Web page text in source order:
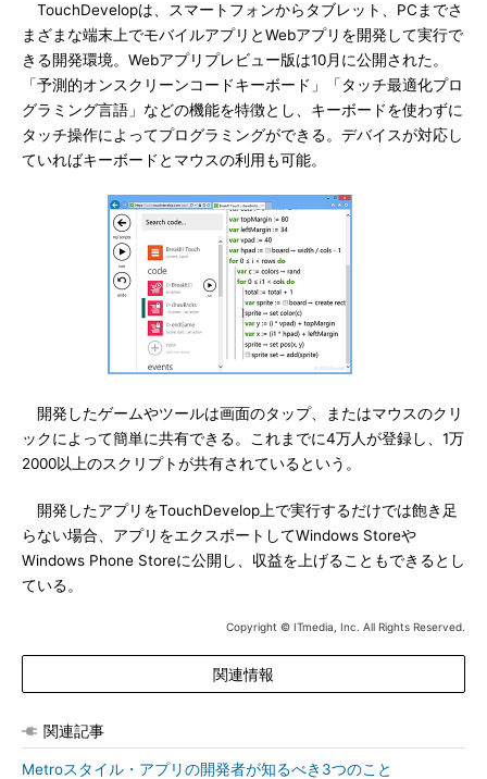
TouchDevelopは、スマートフォンからタブレット、PCまでさ
まざまな端末上でモバイルアプリとWebアプリを開発して実行で
きる開発環境。Webアプリプレビュー版は10月に公開された。
「予測的オンスクリーンコードキーボード」「タッチ最適化プロ
グラミング言語」などの機能を特徴とし、キーボードを使わずに
タッチ操作によってプログラミングができる。デバイスが対応し
ていればキーボードとマウスの利用も可能。
開発したゲームやツールは画面のタップ、またはマウスのクリ
ックによって簡単に共有できる。これまでに4万人が登録し、1万
2000以上のスクリプトが共有されているという。
開発したアプリをTouchDevelop上で実行するだけでは飽き足
らない場合、アプリをエクスポートしてWindows Storeや
Windows Phone Storeに公開し、収益を上げることもできるとし
ている。
Copyright © ITmedia, Inc. All Rights Reserved.
関連情報
関連記事
Metroスタイル・アプリの開発者が知るべき3つのこと